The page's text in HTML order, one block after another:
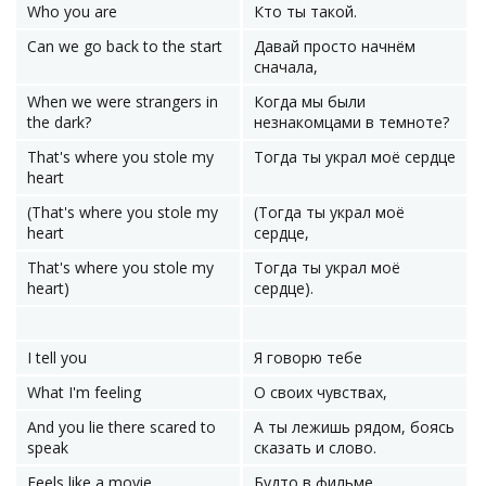
Who you are
Кто ты такой.
Can we go back to the start
Давай просто начнём
сначала,
When wе were strangers in
thе dark?
Когда мы были
незнакомцами в темноте?
That's where you stole my
heart
Тогда ты украл моё сердце
(That's where you stole my
heart
(Тогда ты украл моё
сердце,
That's where you stole my
heart)
Тогда ты украл моё
сердце).
I tell you
Я говорю тебе
What I'm feeling
О своих чувствах,
And you lie there scared to
speak
А ты лежишь рядом, боясь
сказать и слово.